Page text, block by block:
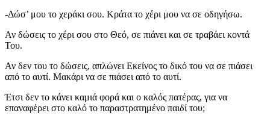
-Δώσ’ μου το χεράκι σου. Κράτα το χέρι μου να σε οδηγήσω.
Αν δώσεις το χέρι σου στο Θεό, σε πιάνει και σε τραβάει κοντά
Του.
Αν δεν του το δώσεις, απλώνει Εκείνος το δικό του να σε πιάσει
από το αυτί. Μακάρι να σε πιάσει από το αυτί.
Έτσι δεν το κάνει καμιά φορά και ο καλός πατέρας, για να
επαναφέρει στο καλό το παραστρατημένο παιδί του;